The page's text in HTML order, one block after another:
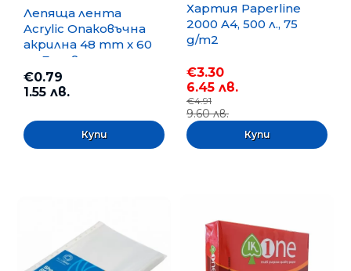
Лепяща лента
Acrylic Опаковъчна
акрилна 48 mm x 60
m, Безцветна
€0.79
1.55 лв.
Хартия Paperline
2000 A4, 500 л., 75
g/m2
€3.30
6.45 лв.
€4.91
9.60 лв.